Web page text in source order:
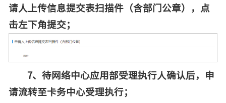
请人上传信息提交表扫描件（含部门公章），点
击左下角提交；
7、待网络中心应用部受理执行人确认后，申
请流转至卡务中心受理执行；